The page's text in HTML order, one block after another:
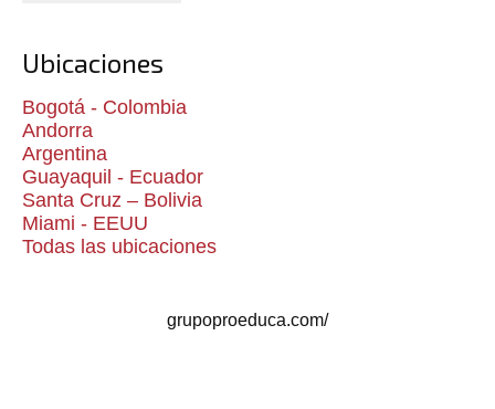
Ubicaciones
Bogotá - Colombia
Andorra
Argentina
Guayaquil - Ecuador
Santa Cruz – Bolivia
Miami - EEUU
Todas las ubicaciones
grupoproeduca.com/